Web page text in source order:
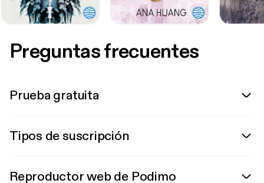
Preguntas frecuentes
Prueba gratuita
Tipos de suscripción
Reproductor web de Podimo